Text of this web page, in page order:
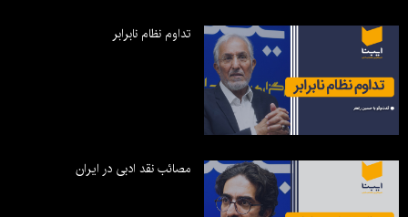
تداوم نظام نابرابر
مصائب نقد ادبی در ایران